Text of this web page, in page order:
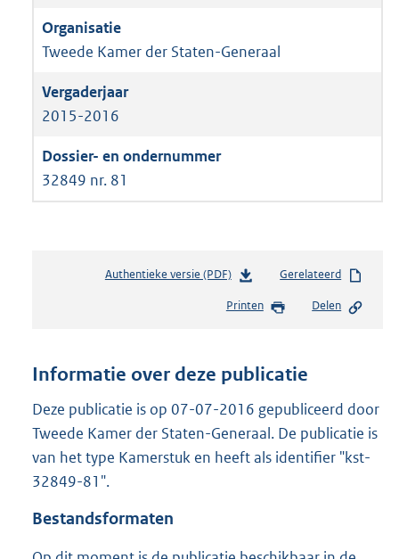
Tweede Kamer der Staten-Generaal
2015-2016
32849 nr. 81
Authentieke versie (PDF)b
s
n
s
r
o
:
Gerelateerd
Printen Delen
Informatie over deze publicatie
Deze publicatie is op 07-07-2016 gepubliceerd door
Tweede Kamer der Staten-Generaal. De publicatie is
van het type Kamerstuk en heeft als identifier "kst-
32849-81".
Bestandsformaten